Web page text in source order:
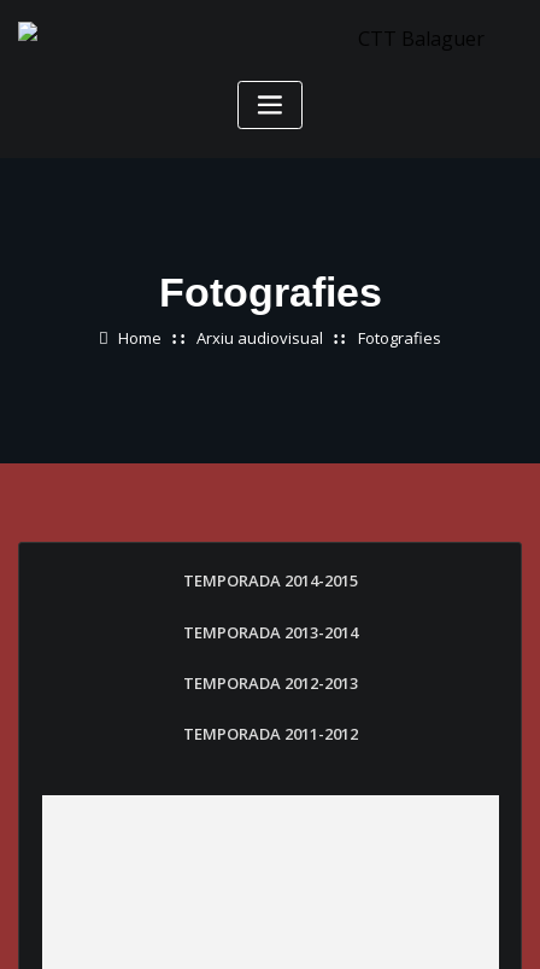
Fotografies
Home Arxiu audiovisual Fotografies
TEMPORADA 2014-2015
TEMPORADA 2013-2014
TEMPORADA 2012-2013
TEMPORADA 2011-2012